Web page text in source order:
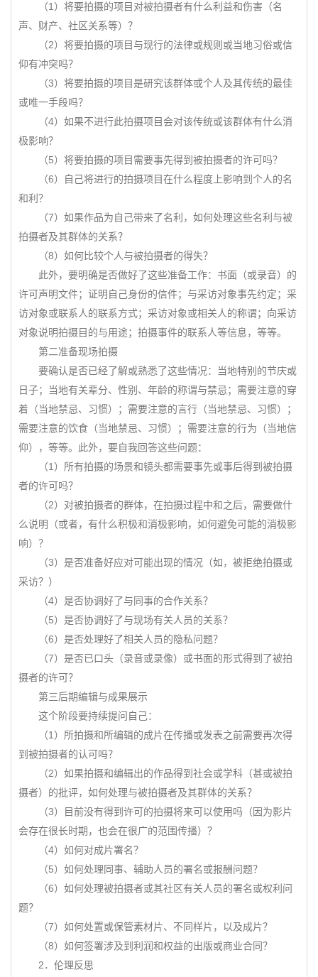
（1）将要拍摄的项目对被拍摄者有什么利益和伤害（名
声、财产、社区关系等）？
（2）将要拍摄的项目与现行的法律或规则或当地习俗或信
仰有冲突吗？
（3）将要拍摄的项目是研究该群体或个人及其传统的最佳
或唯一手段吗？
（4）如果不进行此拍摄项目会对该传统或该群体有什么消
极影响？
（5）将要拍摄的项目需要事先得到被拍摄者的许可吗？
（6）自己将进行的拍摄项目在什么程度上影响到个人的名
和利？
（7）如果作品为自己带来了名利，如何处理这些名利与被
拍摄者及其群体的关系？
（8）如何比较个人与被拍摄者的得失？
此外，要明确是否做好了这些准备工作：书面（或录音）的
许可声明文件；证明自己身份的信件；与采访对象事先约定；采
访对象或联系人的联系方式；采访对象或相关人的称谓；向采访
对象说明拍摄目的与用途；拍摄事件的联系人等信息，等等。
第二准备现场拍摄
要确认是否已经了解或熟悉了这些情况：当地特别的节庆或
日子；当地有关辈分、性别、年龄的称谓与禁忌；需要注意的穿
着（当地禁忌、习惯）；需要注意的言行（当地禁忌、习惯）；
需要注意的饮食（当地禁忌、习惯）；需要注意的行为（当地信
仰），等等。此外，要自我回答这些问题：
（1）所有拍摄的场景和镜头都需要事先或事后得到被拍摄
者的许可吗？
（2）对被拍摄者的群体，在拍摄过程中和之后，需要做什
么说明（或者，有什么积极和消极影响，如何避免可能的消极影
响）？
（3）是否准备好应对可能出现的情况（如，被拒绝拍摄或
采访？）
（4）是否协调好了与同事的合作关系？
（5）是否协调好了与现场有关人员的关系？
（6）是否处理好了相关人员的隐私问题？
（7）是否已口头（录音或录像）或书面的形式得到了被拍
摄者的许可？
第三后期编辑与成果展示
这个阶段要持续提问自己：
（1）所拍摄和所编辑的成片在传播或发表之前需要再次得
到被拍摄者的认可吗？
（2）如果拍摄和编辑出的作品得到社会或学科（甚或被拍
摄者）的批评，如何处理与被拍摄者及其群体的关系？
（3）目前没有得到许可的拍摄将来可以使用吗（因为影片
会存在很长时期，也会在很广的范围传播）？
（4）如何对成片署名？
（5）如何处理同事、辅助人员的署名或报酬问题？
（6）如何处理被拍摄者或其社区有关人员的署名或权利问
题？
（7）如何处置或保管素材片、不同样片，以及成片？
（8）如何签署涉及到利润和权益的出版或商业合同？
2．伦理反思